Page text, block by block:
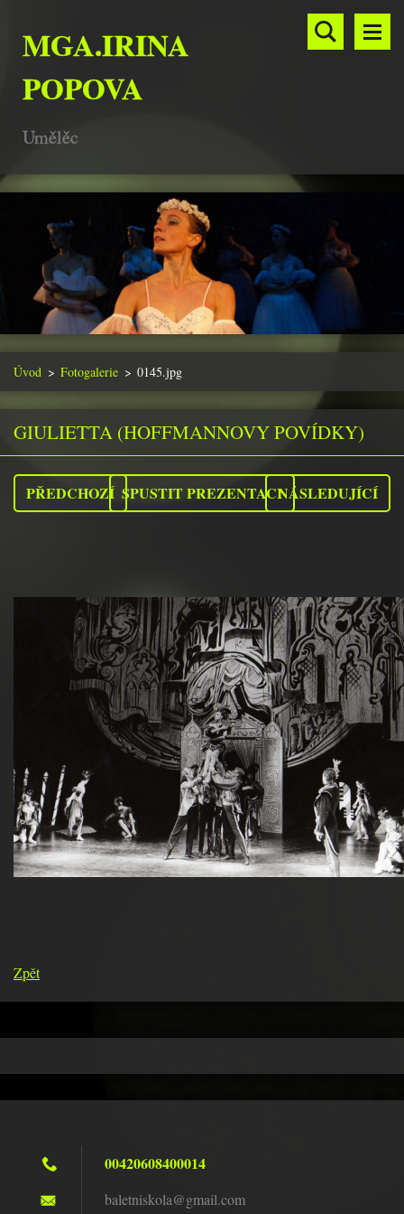
MGA.IRINA
POPOVA
Umělěc
Úvod > Fotogalerie > 0145.jpg
GIULIETTA (HOFFMANNOVY POVÍDKY)
PŘEDCHOZÍ SPUSTIT PREZENTACINÁSLEDUJÍCÍ
Zpět
00420608400014
baletniskola@gmail.com